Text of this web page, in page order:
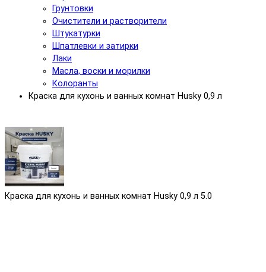
Грунтовки
Очистители и растворители
Штукатурки
Шпатлевки и затирки
Лаки
Масла, воски и морилки
Колоранты
Краска для кухонь и ванных комнат Husky 0,9 л
Краска для кухонь и ванных комнат Husky 0,9 л 5.0